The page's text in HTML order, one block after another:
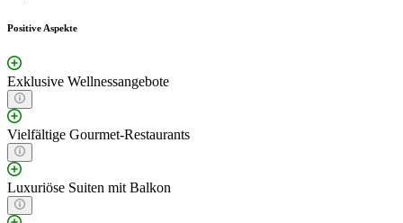
Positive Aspekte
Exklusive Wellnessangebote
Vielfältige Gourmet-Restaurants
Luxuriöse Suiten mit Balkon